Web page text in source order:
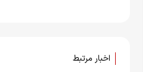
اخبار مرتبط